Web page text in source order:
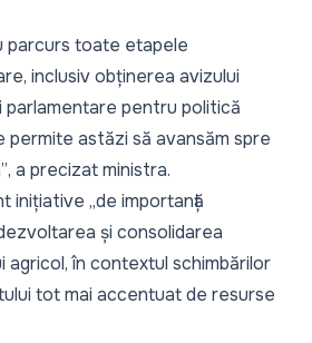
parcurs toate etapele
inclusiv obținerea avizului
parlamentare pentru politică
permite astăzi să avansăm spre
, a precizat ministra.
inițiative „de importanță
și consolidarea
în contextul schimbărilor
tot mai accentuat de resurse